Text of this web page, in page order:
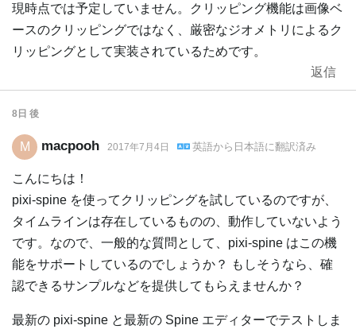
現時点では予定していません。クリッピング機能は画像ベ
ースのクリッピングではなく、厳密なジオメトリによるク
リッピングとして実装されているためです。
返信
8日 後
M macpooh 2017年7月4日 英語から 日本語に翻訳済み
こんにちは！
pixi-spine を使ってクリッピングを試しているのですが、
タイムラインは存在しているものの、動作していないよう
です。なので、一般的な質問として、pixi-spine はこの機
能をサポートしているのでしょうか？ もしそうなら、確
認できるサンプルなどを提供してもらえませんか？
最新の pixi-spine と最新の Spine エディターでテストしま